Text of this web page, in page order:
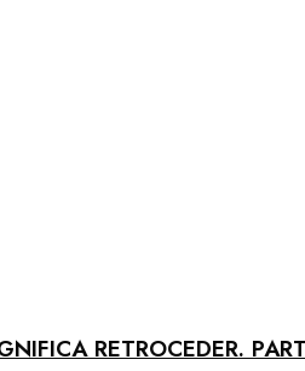
RETROCEDER.